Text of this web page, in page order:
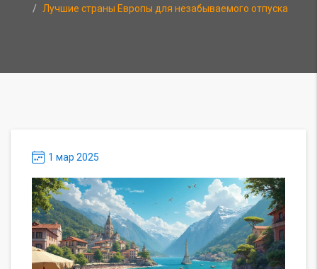
Лучшие страны Европы для незабываемого отпуска
1 мар 2025